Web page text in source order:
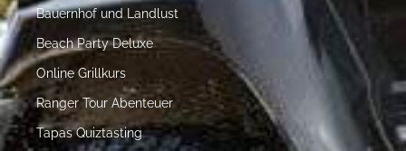
Bauernhof und Landlust
Beach Party Deluxe
Online Grillkurs
Ranger Tour Abenteuer
Tapas Quiztasting